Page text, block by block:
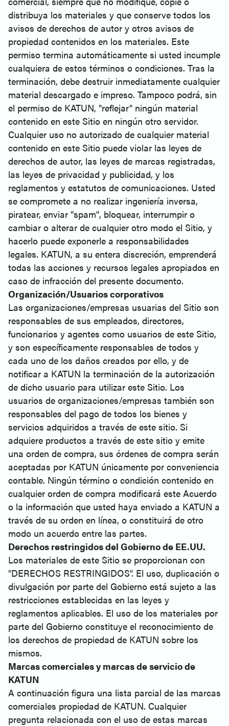
distribuya los materiales y que conserve todos los
avisos de derechos de autor y otros avisos de
propiedad contenidos en los materiales. Este
permiso termina automáticamente si usted incumple
cualquiera de estos términos o condiciones. Tras la
terminación, debe destruir inmediatamente cualquier
material descargado e impreso. Tampoco podrá, sin
el permiso de KATUN, "reflejar" ningún material
contenido en este Sitio en ningún otro servidor.
Cualquier uso no autorizado de cualquier material
contenido en este Sitio puede violar las leyes de
derechos de autor, las leyes de marcas registradas,
las leyes de privacidad y publicidad, y los
reglamentos y estatutos de comunicaciones. Usted
se compromete a no realizar ingeniería inversa,
piratear, enviar "spam", bloquear, interrumpir o
cambiar o alterar de cualquier otro modo el Sitio, y
hacerlo puede exponerle a responsabilidades
legales. KATUN, a su entera discreción, emprenderá
todas las acciones y recursos legales apropiados en
caso de infracción del presente documento.
Organización/Usuarios corporativos
Las organizaciones/empresas usuarias del Sitio son
responsables de sus empleados, directores,
funcionarios y agentes como usuarios de este Sitio,
y son específicamente responsables de todos y
cada uno de los daños creados por ello, y de
notificar a KATUN la terminación de la autorización
de dicho usuario para utilizar este Sitio. Los
usuarios de organizaciones/empresas también son
responsables del pago de todos los bienes y
servicios adquiridos a través de este sitio. Si
adquiere productos a través de este sitio y emite
una orden de compra, sus órdenes de compra serán
aceptadas por KATUN únicamente por conveniencia
contable. Ningún término o condición contenido en
cualquier orden de compra modificará este Acuerdo
o la información que usted haya enviado a KATUN a
través de su orden en línea, o constituirá de otro
modo un acuerdo entre las partes.
Derechos restringidos del Gobierno de EE.UU.
Los materiales de este Sitio se proporcionan con
"DERECHOS RESTRINGIDOS". El uso, duplicación o
divulgación por parte del Gobierno está sujeto a las
restricciones establecidas en las leyes y
reglamentos aplicables. El uso de los materiales por
parte del Gobierno constituye el reconocimiento de
los derechos de propiedad de KATUN sobre los
mismos.
Marcas comerciales y marcas de servicio de
KATUN
A continuación figura una lista parcial de las marcas
comerciales propiedad de KATUN. Cualquier
pregunta relacionada con el uso de estas marcas